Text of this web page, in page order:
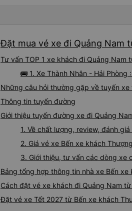
Đặt mua vé xe đi Quảng Nam
Tư vấn TOP 1 xe khách đi Quảng
🚌 1. Xe Thành Nhân - Hải
Những câu hỏi thường gặp về tuyến
Thông tin tuyến đường
Giới thiệu tuyến đường xe đi Quảng
1. Về chất lượng, review, đánh
2. Giá vé xe Bến xe khách
3. Giới thiệu, tư vấn các dòng xe
Bảng tổng hợp thông tin nhà xe Bến
Cách đặt vé xe khách đi Quảng Nam
Đặt vé xe Tết 2027 từ Bến xe khách